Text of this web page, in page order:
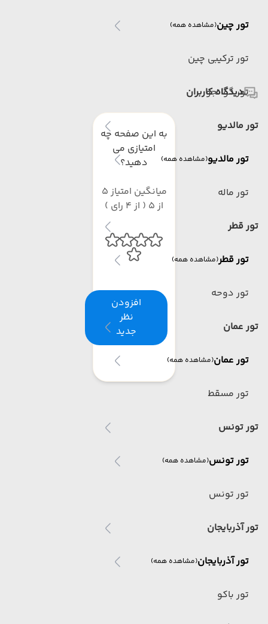
تور چین(مشاهده همه)
تور ترکیبی چین
تور گوانجو
تور مالدیو
تور مالدیو(مشاهده همه)
تور ماله
تور قطر
تور قطر(مشاهده همه)
تور دوحه
تور عمان
تور عمان(مشاهده همه)
تور مسقط
تور تونس
تور تونس(مشاهده همه)
تور تونس
تور آذربایجان
تور آذربایجان(مشاهده همه)
تور باکو
دیدگاه کاربران
به این صفحه چه
امتیازی می
دهید؟
میانگین امتیاز 5
از 5 ( از 4 رای )
افزودن
نظر
جدید